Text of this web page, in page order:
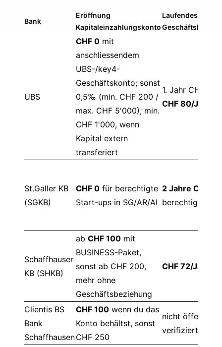
Bank
Eröffnung
Kapitaleinzahlungskonto
Laufendes CHF-
Geschäftskonto
UBS
CHF 0 mit
anschliessendem
UBS-/key4-
Geschäftskonto; sonst
0,5‰ (min. CHF 200 /
max. CHF 5'000); min.
CHF 1'000, wenn
Kapital extern
transferiert
1. Jahr CHF 0,
CHF 80/Jahr
St.Galler KB
(SGKB)
CHF 0 für berechtigte
Start-ups in SG/AR/AI
2 Jahre CHF 0
berechtigte
Schaffhauser
KB (SHKB)
ab CHF 100 mit
BUSINESS-Paket,
sonst ab CHF 200,
mehr ohne
Geschäftsbeziehung
CHF 72/Jahr
Clientis BS
Bank
Schaffhausen
CHF 100 wenn du das
Konto behältst, sonst
CHF 250
nicht öffentlich
verifiziert